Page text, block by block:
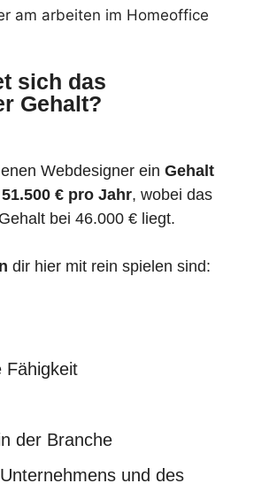
sich das
Gehalt?
Webdesigner ein Gehalt
€ pro Jahr, wobei das
bei 46.000 € liegt.
dir hier mit rein spielen sind:
Fähigkeit
der Branche
und des